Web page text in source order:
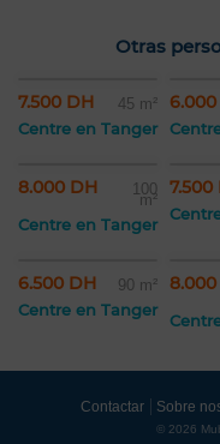
Otras
7.500 DH 45 m²
Centre en Tanger
8.000 DH 100
m²
Centre en Tanger
7.500
6.500 DH 90 m²
Centre en Tanger
Contactar Sobre
© 2026